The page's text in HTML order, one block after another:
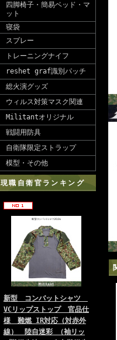
四脚椅子・簡易ベッド・マ
ット
寝袋
スプレー
トレーニングナイフ
reshet graf識別パッチ
総火演グッズ
ウィルス対策マスク関連
Militantオリジナル
戦闘用防具
自衛隊限定ストラップ
模型・その他
現職自衛官ランキング
新型 コンバットシャツ
VCリップストップ 官品仕
様 難燃 IR対応（対赤外
線） 陸自迷彩 （袖リッ